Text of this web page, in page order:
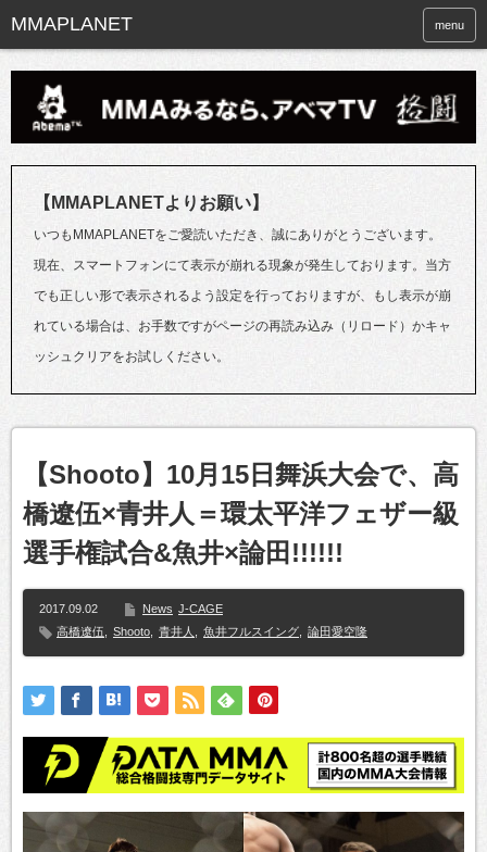
menu
【MMAPLANETよりお願い】
いつもMMAPLANETをご愛読いただき、誠にありがとうございます。
現在、スマートフォンにて表示が崩れる現象が発生しております。当方
でも正しい形で表示されるよう設定を行っておりますが、もし表示が崩
れている場合は、お手数ですがページの再読み込み（リロード）かキャ
ッシュクリアをお試しください。
【Shooto】10月15日舞浜大会で、高
橋遼伍×青井人＝環太平洋フェザー級
選手権試合&魚井×論田!!!!!!
2017.09.02 News J-CAGE
高橋遼伍
Shooto 青井人 魚井フルスイング 論田愛空隆